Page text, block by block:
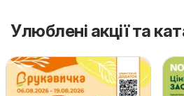
Улюблені акції та